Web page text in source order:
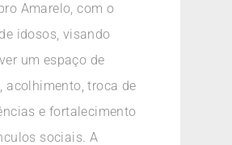
Amarelo, com o
idosos, visando
um espaço de
acolhimento, troca de
e fortalecimento
sociais. A